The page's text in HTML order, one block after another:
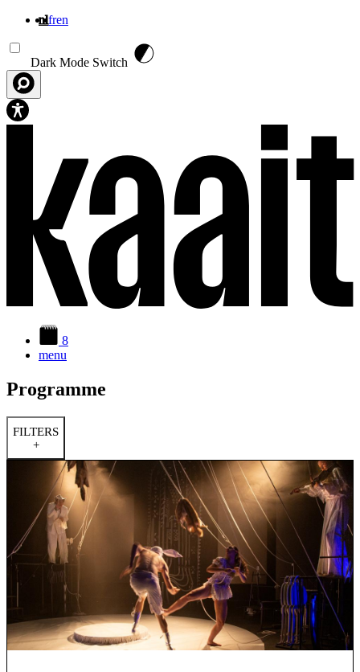
nlfren
Dark Mode Switch
8
menu
Programme
FILTERS
+